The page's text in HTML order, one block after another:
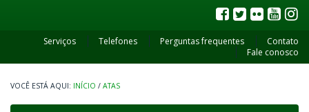
Serviços Telefones Perguntas frequentes
Contato
Fale conosco
INÍCIO / ATAS